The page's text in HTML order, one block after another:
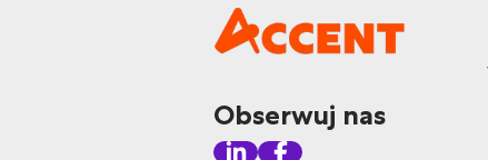
Obserwuj nas